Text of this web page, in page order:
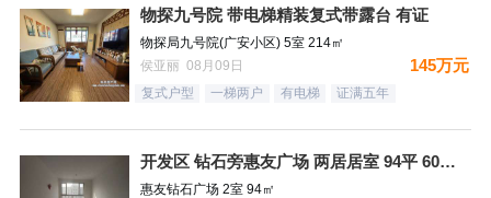
物探九号院 带电梯精装复式带露台 有证
物探局九号院(广安小区) 5室 214㎡
侯亚丽 08月09日
145万元
复式户型 一梯两户 有电梯 证满五年
开发区 钻石旁惠友广场 两居居室 94平 60万 毛坯 房本
惠友钻石广场 2室 94㎡